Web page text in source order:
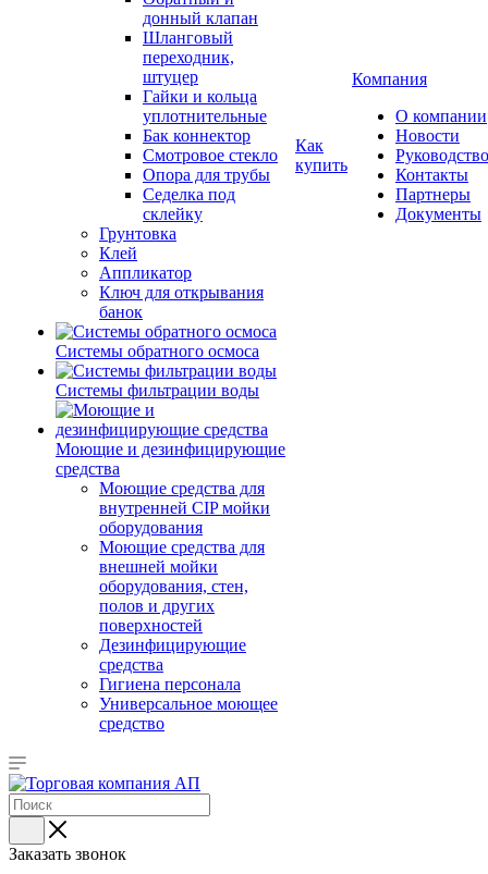
донный клапан
Шланговый
переходник,
штуцер
Гайки и кольца
уплотнительные
Бак коннектор
Смотровое стекло
Опора для трубы
Седелка под
склейку
Грунтовка
Клей
Аппликатор
Ключ для открывания
банок
Системы обратного осмоса
Системы фильтрации воды
Моющие и дезинфицирующие
средства
Моющие средства для
внутренней CIP мойки
оборудования
Моющие средства для
внешней мойки
оборудования, стен,
полов и других
поверхностей
Дезинфицирующие
средства
Гигиена персонала
Универсальное моющее
средство
Как
купить
Компания
О компании
Новости
Руководство
Контакты
Партнеры
Документы
Заказать звонок